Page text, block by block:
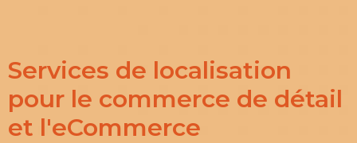
Services de localisation
pour le commerce de détail
et l'eCommerce